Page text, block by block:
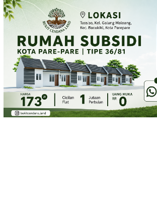
Loncat
ke